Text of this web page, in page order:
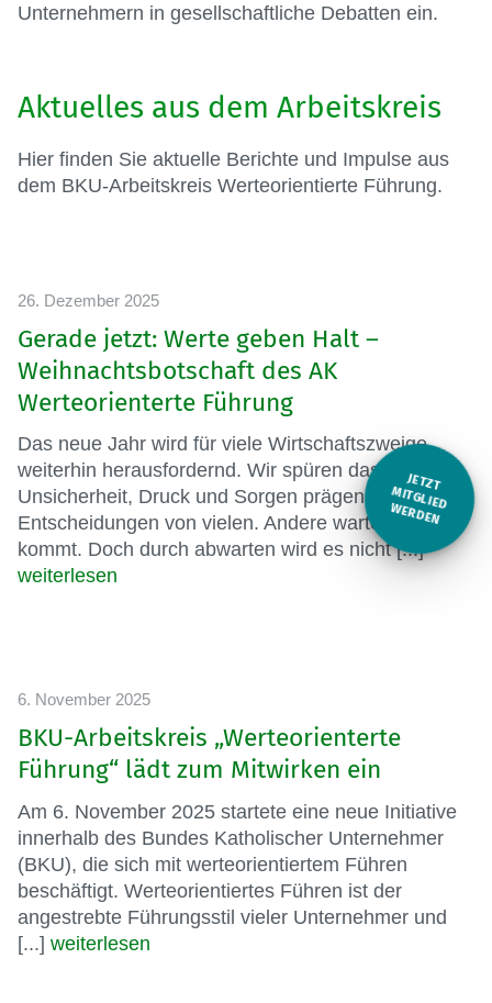
JETZT
M
ITGLIED W
ERDEN
Unternehmern in gesellschaftliche Debatten ein.
Aktuelles aus dem Arbeitskreis
Hier finden Sie aktuelle Berichte und Impulse aus
dem BKU-Arbeitskreis Werteorientierte Führung.
26. Dezember 2025
Gerade jetzt: Werte geben Halt –
Weihnachtsbotschaft des AK
Werteorienterte Führung
Das neue Jahr wird für viele Wirtschaftszweige
weiterhin herausfordernd. Wir spüren das alle.
Unsicherheit, Druck und Sorgen prägen die
Entscheidungen von vielen. Andere warten ab, was
kommt. Doch durch abwarten wird es nicht [...]
weiterlesen
6. November 2025
BKU-Arbeitskreis „Werteorienterte
Führung“ lädt zum Mitwirken ein
Am 6. November 2025 startete eine neue Initiative
innerhalb des Bundes Katholischer Unternehmer
(BKU), die sich mit werteorientiertem Führen
beschäftigt. Werteorientiertes Führen ist der
angestrebte Führungsstil vieler Unternehmer und
[...] weiterlesen